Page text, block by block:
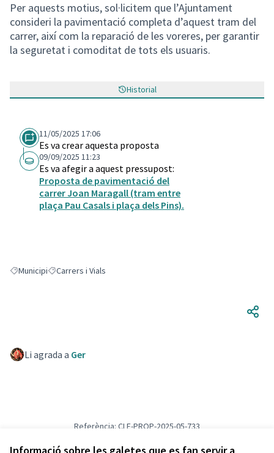
Per aquests motius, sol·licitem que l’Ajuntament
consideri la pavimentació completa d’aquest tram del
carrer, així com la reparació de les voreres, per garantir
la seguretat i comoditat de tots els usuaris.
Historial
11/05/2025 17:06
Es va crear aquesta proposta
09/09/2025 11:23
Es va afegir a aquest pressupost:
Proposta de pavimentació del
carrer Joan Maragall (tram entre
plaça Pau Casals i plaça dels Pins).
Resultats en filtrar per: Municipi
MunicipiResultats en filtrar per: Carrers i Vials
Carrers i Vials
Li agrada a Ger
Referència: CLF-PROP-2025-05-733
Verifica l'empremta digital